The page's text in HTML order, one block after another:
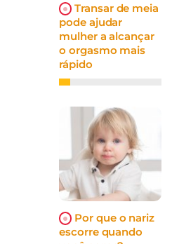
Transar de meia
pode ajudar
mulher a alcançar
o orgasmo mais
rápido
Por que o nariz
escorre quando